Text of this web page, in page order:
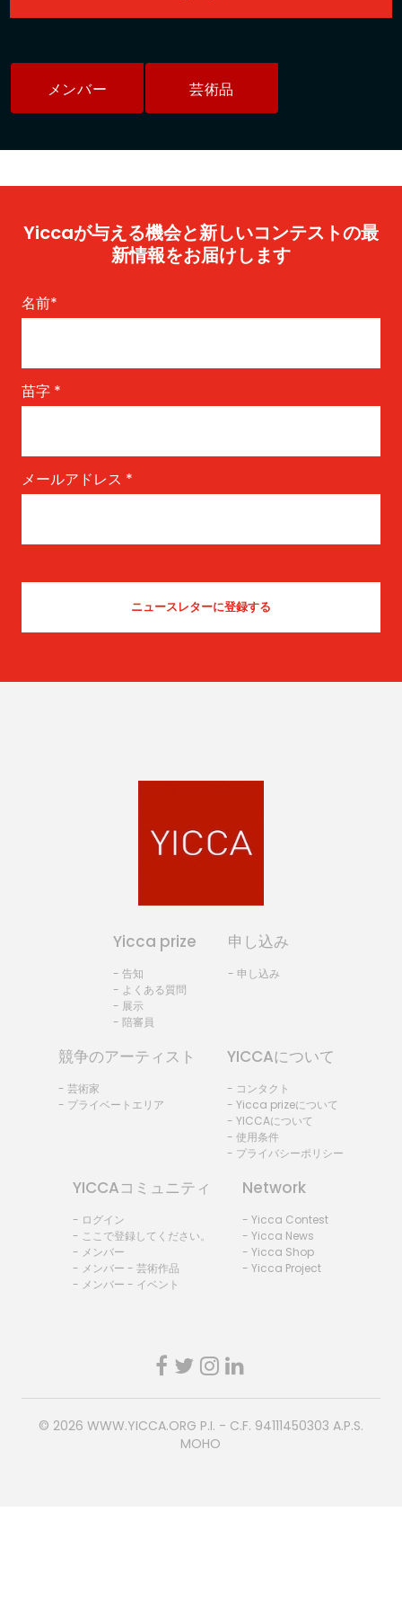
メンバー 芸術品
Yiccaが与える機会と新しいコンテストの最
新情報をお届けします
名前*
苗字 *
メールアドレス *
Yicca prize
- 告知
- よくある質問
- 展示
- 陪審員
申し込み
- 申し込み
競争のアーティスト
- 芸術家
- プライベートエリア
YICCAについて
- コンタクト
- Yicca prizeについて
- YICCAについて
- 使用条件
- プライバシーポリシー
YICCAコミュニティ
- ログイン
- ここで登録してください。
- メンバー
- メンバー - 芸術作品
- メンバー - イベント
Network
- Yicca Contest
- Yicca News
- Yicca Shop
- Yicca Project
© 2026 WWW.YICCA.ORG P.I. - C.F. 94111450303 A.P.S.
MOHO